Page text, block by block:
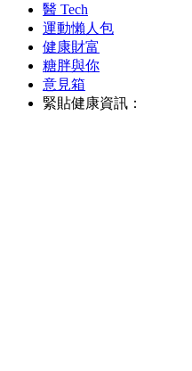
醫 Tech
運動懶人包
健康財富
糖胖與你
意見箱
緊貼健康資訊：